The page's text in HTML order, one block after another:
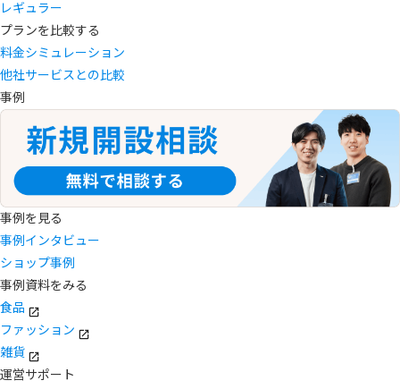
レギュラー
プランを比較する
料金シミュレーション
他社サービスとの比較
事例
事例を見る
事例インタビュー
ショップ事例
事例資料をみる
食品
ファッション
雑貨
運営サポート